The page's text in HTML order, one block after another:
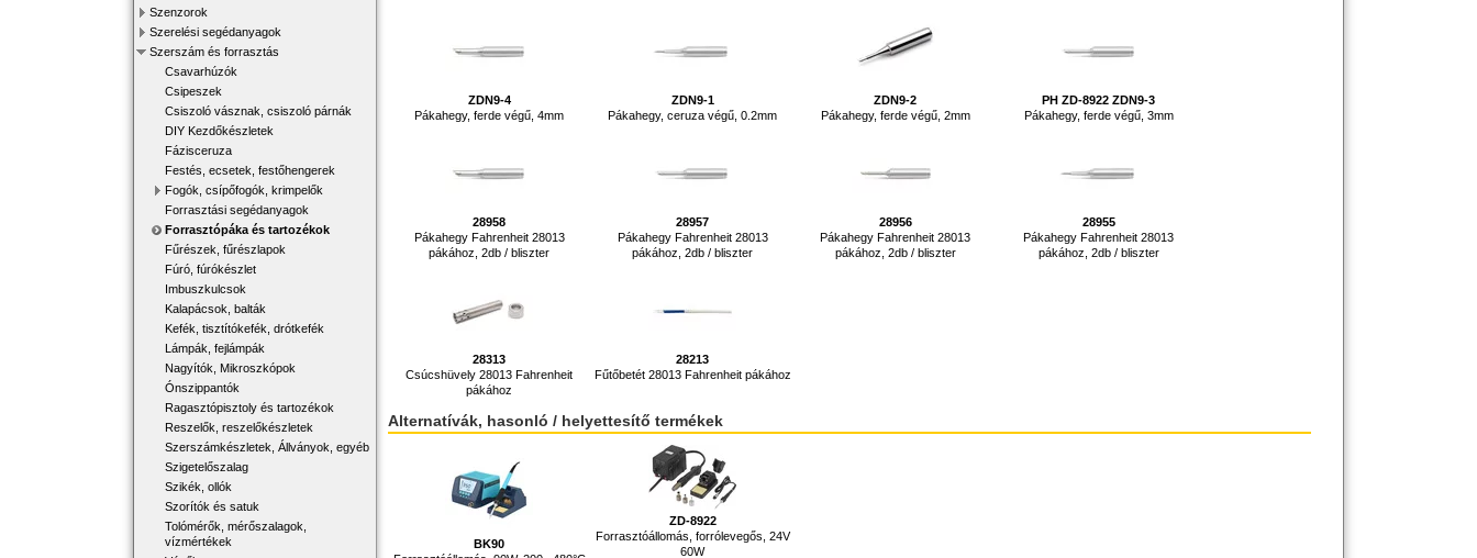
Szenzorok
Szerelési segédanyagok
Szerszám és forrasztás
Csavarhúzók
Csipeszek
Csiszoló vásznak, csiszoló párnák
DIY Kezdőkészletek
Fázisceruza
Festés, ecsetek, festőhengerek
Fogók, csípőfogók, krimpelők
Forrasztási segédanyagok
Forrasztópáka és tartozékok
Fűrészek, fűrészlapok
Fúró, fúrókészlet
Imbuszkulcsok
Kalapácsok, balták
Kefék, tisztítókefék, drótkefék
Lámpák, fejlámpák
Nagyítók, Mikroszkópok
Ónszippantók
Ragasztópisztoly és tartozékok
Reszelők, reszelőkészletek
Szerszámkészletek, Állványok, egyéb
Szigetelőszalag
Szikék, ollók
Szorítók és satuk
Tolómérők, mérőszalagok,
vízmértékek
ZDN9-4
Pákahegy, ferde végű, 4mm
ZDN9-1
Pákahegy, ceruza végű, 0.2mm
ZDN9-2
Pákahegy, ferde végű, 2mm
PH ZD-8922 ZDN9-3
Pákahegy, ferde végű, 3mm
28958
Pákahegy Fahrenheit 28013
pákához, 2db / bliszter
28957
Pákahegy Fahrenheit 28013
pákához, 2db / bliszter
28956
Pákahegy Fahrenheit 28013
pákához, 2db / bliszter
28955
Pákahegy Fahrenheit 28013
pákához, 2db / bliszter
28313
Csúcshüvely 28013 Fahrenheit
pákához
28213
Fűtőbetét 28013 Fahrenheit pákához
Alternatívák, hasonló / helyettesítő termékek
BK90
ZD-8922
Forrasztóállomás, forrólevegős, 24V
60W